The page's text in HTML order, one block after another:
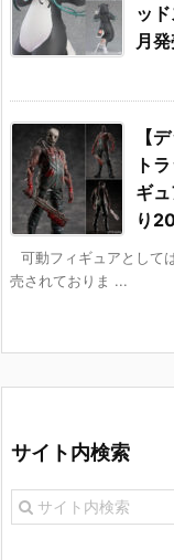
ッ
月
【
ト
ギ
り
可動フィギュアとして
売されておりま ...
サイト内検索